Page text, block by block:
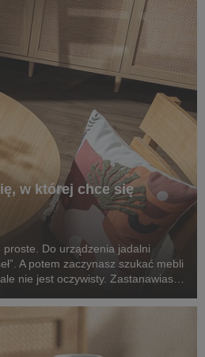
w której chce się
proste. Do urządzenia jadalni
A potem zaczynasz szukać mebli
nie jest oczywisty. Zastanawiasz
wnęt...